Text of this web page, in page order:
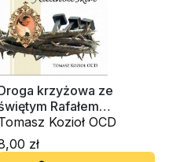
krzyżowa ze
Rafałem
Kozioł OCD
zł